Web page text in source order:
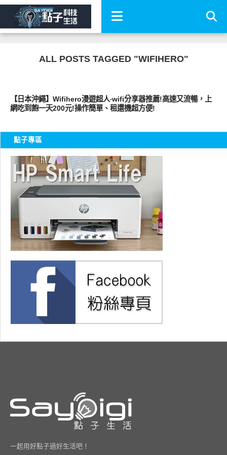
ALL POSTS TAGGED "WIFIHERO"
【日本沖繩】Wifihero漫遊超人‧wifi分享器推薦!高速又流暢，上
網吃到飽一天200元!操作簡單、租還機超方便!
點子專區
一起用好點子過好生活吧！